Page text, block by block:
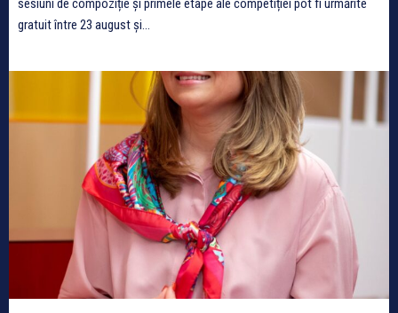
sesiuni de compoziție și primele etape ale competiției pot fi urmărite
gratuit între 23 august și...